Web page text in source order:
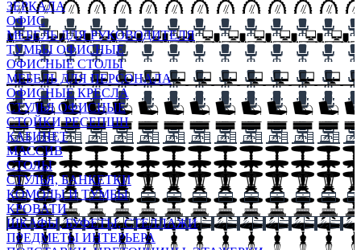
ЗЕРКАЛА
ОФИС
МЕБЕЛЬ ДЛЯ РУКОВОДИТЕЛЯ
ТУМБЫ ОФИСНЫЕ
ОФИСНЫЕ СТОЛЫ
МЕБЕЛЬ ДЛЯ ПЕРСОНАЛА
ОФИСНЫЕ КРЕСЛА
СТУЛЬЯ ОФИСНЫЕ
СТОЙКИ РЕСЕПШН
КАБИНЕТ
МАССИВ
СТОЛЫ
СТУЛЬЯ, БАНКЕТКИ
КОМОДЫ И ТУМБЫ
КРОВАТИ
ШКАФЫ, БУФЕТЫ, СТЕЛЛАЖИ
ПРЕДМЕТЫ ИНТЕРЬЕРА